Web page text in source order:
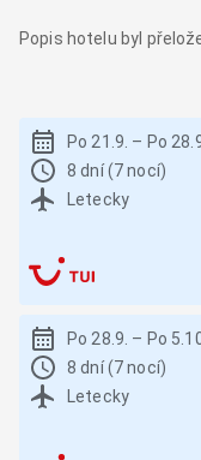
Popis hotelu byl
Po 21.9. – Po
8 dní (7 nocí)
Letecky
Po 28.9. – Po
8 dní (7 nocí)
Letecky